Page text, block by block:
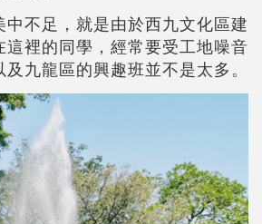
不足，就是由於西九文化區建
這裡的同學，經常要受工地噪音
九龍區的興趣班並不是太多。